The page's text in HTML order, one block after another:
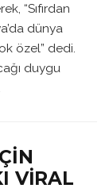
“Sıfırdan
dünya
özel” dedi.
duygu
VIRAL